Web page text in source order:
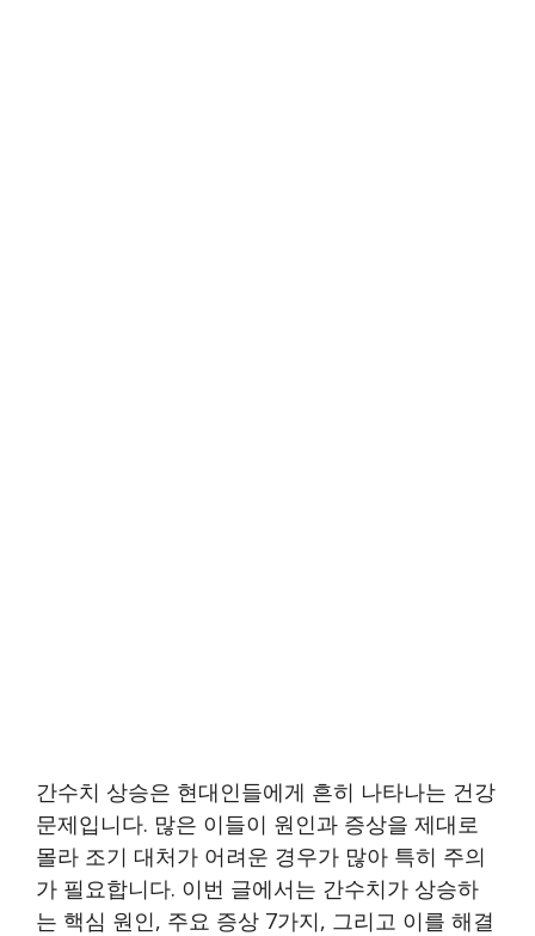
간수치 상승은 현대인들에게 흔히 나타나는 건강
문제입니다. 많은 이들이 원인과 증상을 제대로
몰라 조기 대처가 어려운 경우가 많아 특히 주의
가 필요합니다. 이번 글에서는 간수치가 상승하
는 핵심 원인, 주요 증상 7가지, 그리고 이를 해결